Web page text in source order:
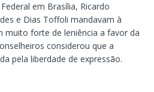
em Brasília, Ricardo
e Dias Toffoli mandavam à
muito forte de leniência a favor da
considerou que a
pela liberdade de expressão.